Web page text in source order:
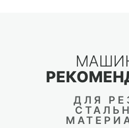
ДЛЯ